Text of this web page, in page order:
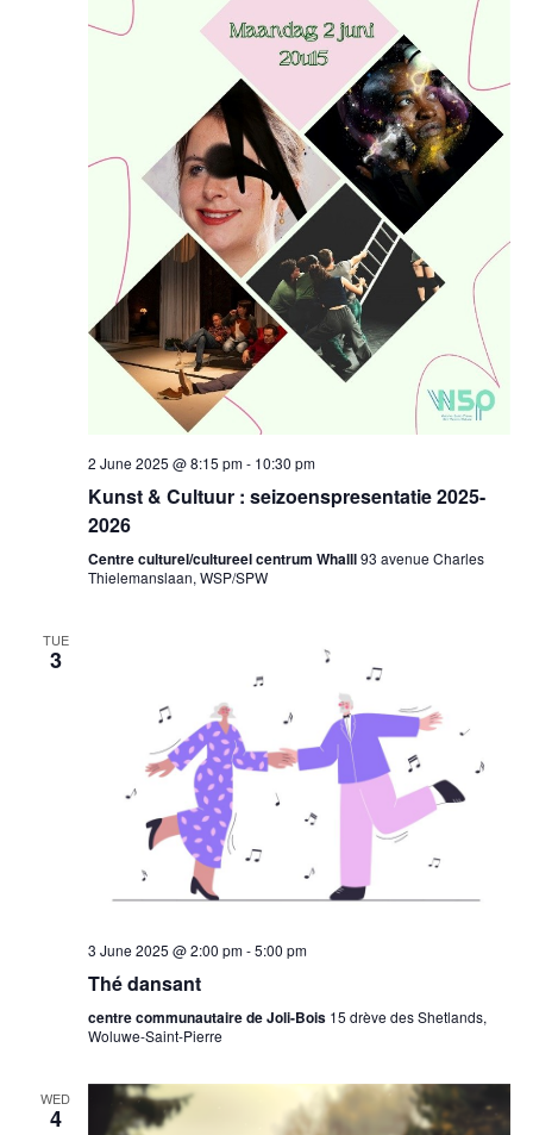
2 June 2025 @ 8:15 pm- 10:30 pm
Kunst & Cultuur : seizoenspresentatie 2025-
2026
Centre culturel/cultureel centrum Whalll93 avenue Charles
Thielemanslaan, WSP/SPW
TUE
3
3 June 2025 @ 2:00 pm-5:00 pm
Thé dansant
centre communautaire de Joli-Bois 15 drève des Shetlands,
Woluwe-Saint-Pierre
WED
4